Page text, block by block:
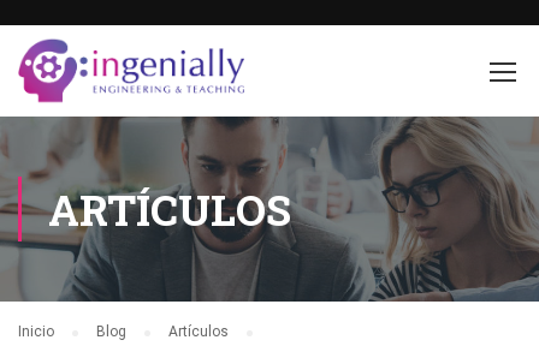
ARTÍCULOS
Inicio Blog
Artículos